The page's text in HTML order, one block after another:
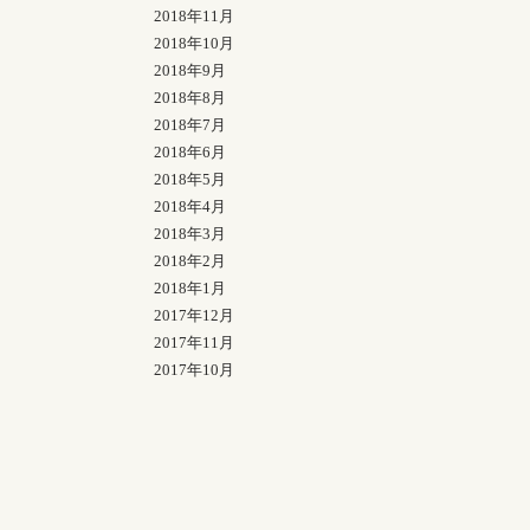
2018年11月
2018年10月
2018年9月
2018年8月
2018年7月
2018年6月
2018年5月
2018年4月
2018年3月
2018年2月
2018年1月
2017年12月
2017年11月
2017年10月